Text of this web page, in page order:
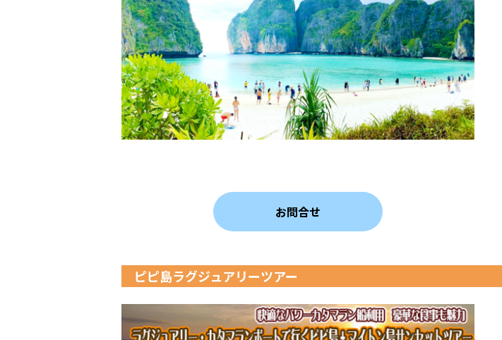
お問合せ
ピピ島ラグジュアリーツアー